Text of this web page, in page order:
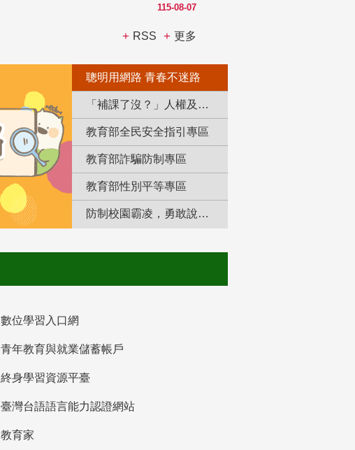
115-08-07
RSS 更多
聰明用網路 青春不迷路
「補課了沒？」人權及轉型正義教育專區
教育部全民安全指引專區
教育部詐騙防制專區
教育部性別平等專區
防制校園霸凌，勇敢說出來！
數位學習入口網
青年教育與就業儲蓄帳戶
終身學習資源平臺
臺灣台語語言能力認證網站
教育家